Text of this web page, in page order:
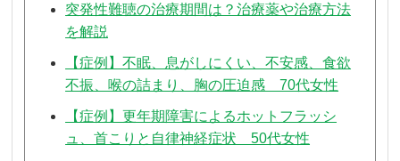
突発性難聴の治療期間は？治療薬や治療方法
を解説
【症例】不眠、息がしにくい、不安感、食欲
不振、喉の詰まり、胸の圧迫感 70代女性
【症例】更年期障害によるホットフラッシ
ュ、首こりと自律神経症状 50代女性